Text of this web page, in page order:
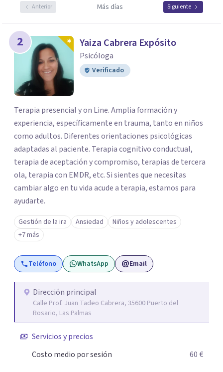
Anterior Más días Siguiente
2 Yaiza Cabrera Expósito
Psicóloga
Verificado
Terapia presencial y on Line. Amplia formación y
experiencia, específicamente en trauma, tanto en niños
como adultos. Diferentes orientaciones psicológicas
adaptadas al paciente. Terapia cognitivo conductual,
terapia de aceptación y compromiso, terapias de tercera
ola, terapia con EMDR, etc. Si sientes que necesitas
cambiar algo en tu vida acude a terapia, estamos para
ayudarte.
Gestión de la ira Ansiedad
Niños y adolescentes
+7 más
Teléfono WhatsApp Email
Dirección principal
Calle Prof. Juan Tadeo Cabrera, 35600 Puerto del
Rosario, Las Palmas
Servicios y precios
Costo medio por sesión
60 €